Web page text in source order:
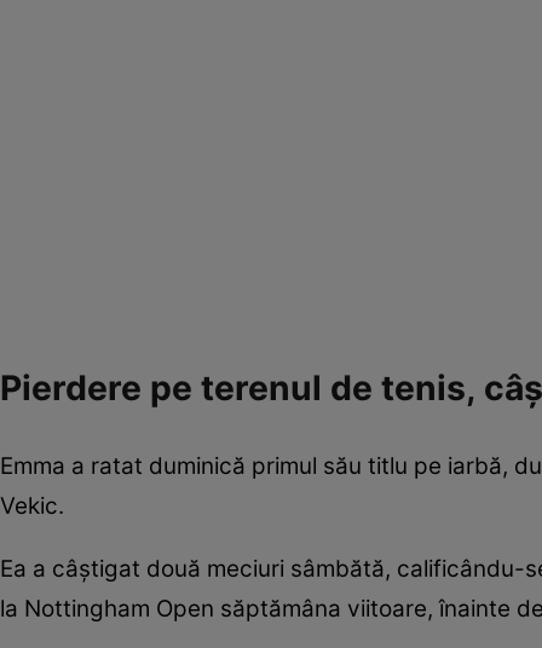
Pierdere pe terenul de tenis,
Emma a ratat duminică primul său titlu pe iarbă,
Vekic.
Ea a câștigat două meciuri sâmbătă, calificându-
la Nottingham Open săptămâna viitoare, înainte